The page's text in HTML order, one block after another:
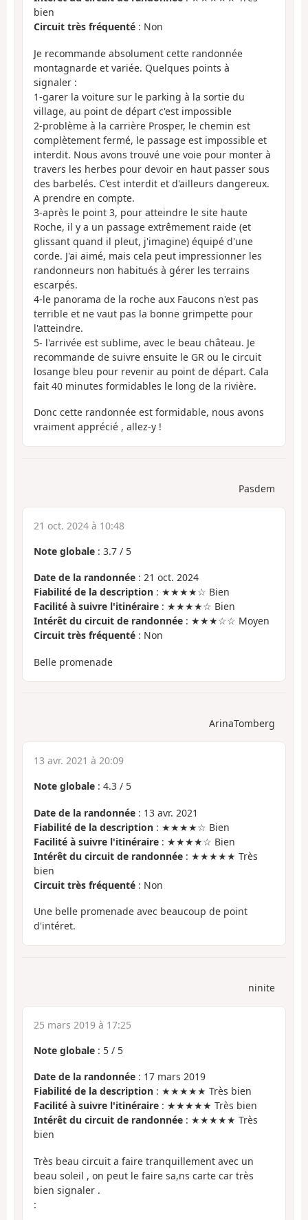
bien
Circuit très fréquenté : Non
Je recommande absolument cette randonnée
montagnarde et variée. Quelques points à
signaler :
1-garer la voiture sur le parking à la sortie du
village, au point de départ c'est impossible
2-problème à la carrière Prosper, le chemin est
complètement fermé, le passage est impossible et
interdit. Nous avons trouvé une voie pour monter à
travers les herbes pour devoir en haut passer sous
des barbelés. C'est interdit et d'ailleurs dangereux.
A prendre en compte.
3-après le point 3, pour atteindre le site haute
Roche, il y a un passage extrêmement raide (et
glissant quand il pleut, j'imagine) équipé d'une
corde. J'ai aimé, mais cela peut impressionner les
randonneurs non habitués à gérer les terrains
escarpés.
4-le panorama de la roche aux Faucons n'est pas
terrible et ne vaut pas la bonne grimpette pour
l'atteindre.
5- l'arrivée est sublime, avec le beau château. Je
recommande de suivre ensuite le GR ou le circuit
losange bleu pour revenir au point de départ. Cala
fait 40 minutes formidables le long de la rivière.
Donc cette randonnée est formidable, nous avons
vraiment apprécié , allez-y !
Pasdem
21 oct. 2024 à 10:48
Note globale : 3.7 / 5
Date de la randonnée : 21 oct. 2024
Fiabilité de la description : ★★★★☆ Bien
Facilité à suivre l'itinéraire : ★★★★☆ Bien
Intérêt du circuit de randonnée : ★★★☆☆ Moyen
Circuit très fréquenté : Non
Belle promenade
ArinaTomberg
13 avr. 2021 à 20:09
Note globale : 4.3 / 5
Date de la randonnée : 13 avr. 2021
Fiabilité de la description : ★★★★☆ Bien
Facilité à suivre l'itinéraire : ★★★★☆ Bien
Intérêt du circuit de randonnée : ★★★★★ Très
bien
Circuit très fréquenté : Non
Une belle promenade avec beaucoup de point
d'intéret.
ninite
25 mars 2019 à 17:25
Note globale : 5 / 5
Date de la randonnée : 17 mars 2019
Fiabilité de la description : ★★★★★ Très bien
Facilité à suivre l'itinéraire : ★★★★★ Très bien
Intérêt du circuit de randonnée : ★★★★★ Très
bien
Très beau circuit a faire tranquillement avec un
beau soleil , on peut le faire sa,ns carte car très
bien signaler .
: